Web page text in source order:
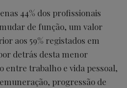
44% dos profissionais
de função, um valor
aos 59% registados em
detrás desta menor
entre trabalho e vida pessoal,
progressão de